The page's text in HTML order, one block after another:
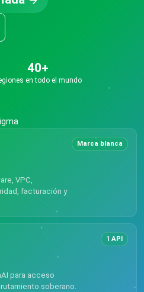
40+
en todo el mundo
VPC,
facturación y
Marca blanca
para acceso
soberano.
1 API